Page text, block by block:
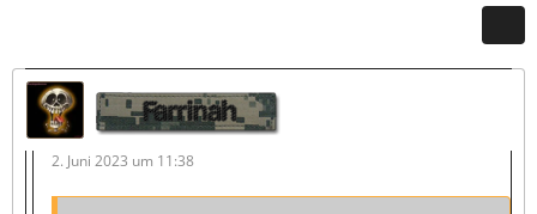
Farrinah
2. Juni 2023 um 11:38